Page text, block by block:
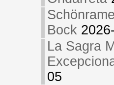
Bock
La Sagra
05